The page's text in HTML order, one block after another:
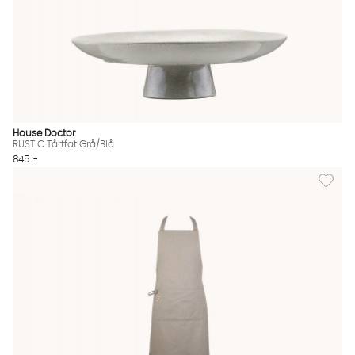
House Doctor
RUSTIC Tårtfat Grå/Blå
845 :-
Lägg